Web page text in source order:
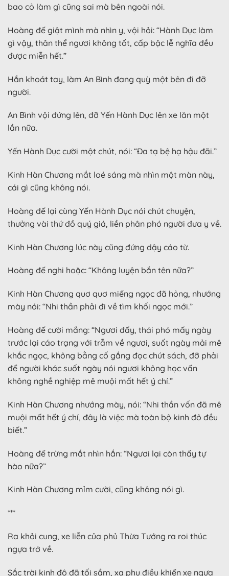
bao cỏ làm gì cũng sai mà bên ngoài nói.
Hoàng đế giật mình mà nhìn y, vội hỏi: “Hành Dục làm
gì vậy, thân thể ngươi không tốt, cấp bậc lễ nghĩa đều
được miễn hết.”
Hắn khoát tay, làm An Bình đang quỳ một bên đi đỡ
người.
An Bình vội đứng lên, đỡ Yến Hành Dục lên xe lăn một
lần nữa.
Yến Hành Dục cười một chút, nói: “Đa tạ bệ hạ hậu đãi.”
Kinh Hàn Chương mắt loé sáng mà nhìn một màn này,
cái gì cũng không nói.
Hoàng đế lại cùng Yến Hành Dục nói chút chuyện,
thưởng vài thứ đồ quý giá, liền phân phó người đưa y về.
Kinh Hàn Chương lúc này cũng đứng dậy cáo từ.
Hoàng đế nghi hoặc: “Không luyện bắn tên nữa?”
Kinh Hàn Chương quơ quơ miếng ngọc đã hỏng, nhướng
mày nói: “Nhi thần phải đi về tìm khối ngọc mới.”
Hoàng đế cười mắng: “Ngươi đấy, thái phó mấy ngày
trước lại cáo trạng với trẫm về ngươi, suốt ngày mải mê
khắc ngọc, không bằng cố gắng đọc chút sách, đỡ phải
để người khác suốt ngày nói ngươi không học vấn
không nghề nghiệp mê muội mất hết ý chí.”
Kinh Hàn Chương nhướng mày, nói: “Nhi thần vốn đã mê
muội mất hết ý chí, đây là việc mà toàn bộ kinh đô đều
biết.”
Hoàng đế trừng mắt nhìn hắn: “Ngươi lại còn thấy tự
hào nữa?”
Kinh Hàn Chương mỉm cười, cũng không nói gì.
***
Ra khỏi cung, xe liễn của phủ Thừa Tướng ra roi thúc
ngựa trở về.
Sắc trời kinh đô đã tối sầm, xa phu điều khiển xe ngựa